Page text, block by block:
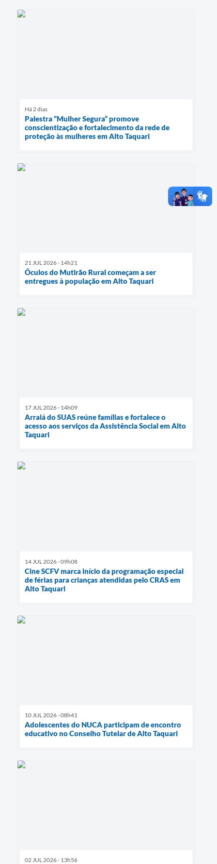
Há 2 dias
Palestra “Mulher Segura” promove
conscientização e fortalecimento da rede de
proteção às mulheres em Alto Taquari
21 JUL 2026 - 14h21
Óculos do Mutirão Rural começam a ser
entregues à população em Alto Taquari
17 JUL 2026 - 14h09
Arraiá do SUAS reúne famílias e fortalece o
acesso aos serviços da Assistência Social em Alto
Taquari
14 JUL 2026 - 09h08
Cine SCFV marca início da programação especial
de férias para crianças atendidas pelo CRAS em
Alto Taquari
10 JUL 2026 - 08h41
Adolescentes do NUCA participam de encontro
educativo no Conselho Tutelar de Alto Taquari
02 JUL 2026 - 13h56